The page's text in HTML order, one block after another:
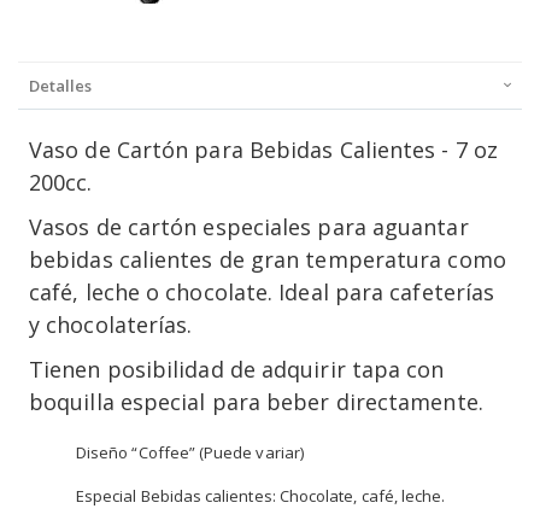
Detalles
Vaso de Cartón para Bebidas Calientes - 7 oz
200cc.
Vasos de cartón especiales para aguantar
bebidas calientes de gran temperatura como
café, leche o chocolate. Ideal para cafeterías
y chocolaterías.
Tienen posibilidad de adquirir tapa con
boquilla especial para beber directamente.
Diseño “Coffee” (Puede variar)
Especial Bebidas calientes: Chocolate, café, leche.